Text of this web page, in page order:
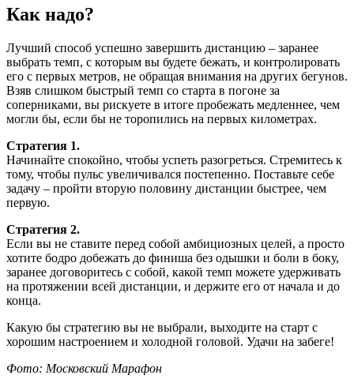
Как надо?
Лучший способ успешно завершить дистанцию – заранее
выбрать темп, с которым вы будете бежать, и контролировать
его с первых метров, не обращая внимания на других бегунов.
Взяв слишком быстрый темп со старта в погоне за
соперниками, вы рискуете в итоге пробежать медленнее, чем
могли бы, если бы не торопились на первых километрах.
Стратегия 1.
Начинайте спокойно, чтобы успеть разогреться. Стремитесь к
тому, чтобы пульс увеличивался постепенно. Поставьте себе
задачу – пройти вторую половину дистанции быстрее, чем
первую.
Стратегия 2.
Если вы не ставите перед собой амбициозных целей, а просто
хотите бодро добежать до финиша без одышки и боли в боку,
заранее договоритесь с собой, какой темп можете удерживать
на протяжении всей дистанции, и держите его от начала и до
конца.
Какую бы стратегию вы не выбрали, выходите на старт с
хорошим настроением и холодной головой. Удачи на забеге!
Фото: Московский Марафон